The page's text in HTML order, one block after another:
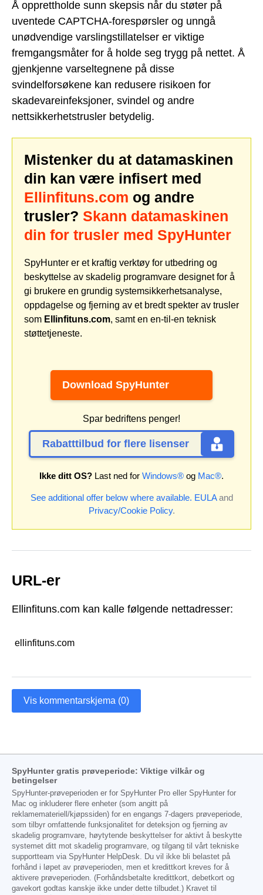
Å opprettholde sunn skepsis når du støter på
uventede CAPTCHA-forespørsler og unngå
unødvendige varslingstillatelser er viktige
fremgangsmåter for å holde seg trygg på nettet. Å
gjenkjenne varseltegnene på disse
svindelforsøkene kan redusere risikoen for
skadevareinfeksjoner, svindel og andre
nettsikkerhetstrusler betydelig.
Mistenker du at datamaskinen
din kan være infisert med
Ellinfituns.com og andre
trusler? Skann datamaskinen
din for trusler med SpyHunter
SpyHunter er et kraftig verktøy for utbedring og
beskyttelse av skadelig programvare designet for å
gi brukere en grundig systemsikkerhetsanalyse,
oppdagelse og fjerning av et bredt spekter av trusler
som Ellinfituns.com, samt en en-til-en teknisk
støttetjeneste.
Download SpyHunter
Spar bedriftens penger!
Rabatttilbud for flere lisenser
Ikke ditt OS? Last ned for Windows® og Mac®.
See additional offer below where available. EULAand
Privacy/Cookie Policy.
URL-er
Ellinfituns.com kan kalle følgende nettadresser:
ellinfituns.com
Vis kommentarskjema (0)
SpyHunter gratis prøveperiode: Viktige vilkår og
betingelser
SpyHunter-prøveperioden er for SpyHunter Pro eller SpyHunter for
Mac og inkluderer flere enheter (som angitt på
reklamemateriell/kjøpssiden) for en engangs 7-dagers prøveperiode,
som tilbyr omfattende funksjonalitet for deteksjon og fjerning av
skadelig programvare, høytytende beskyttelser for aktivt å beskytte
systemet ditt mot skadelig programvare, og tilgang til vårt tekniske
supportteam via SpyHunter HelpDesk. Du vil ikke bli belastet på
forhånd i løpet av prøveperioden, men et kredittkort kreves for å
aktivere prøveperioden. (Forhåndsbetalte kredittkort, debetkort og
gavekort godtas kanskje ikke under dette tilbudet.) Kravet til